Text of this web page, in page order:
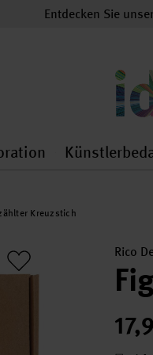
Entdecken Sie
general.openMenu
Dekoration
Kreuzstich
Rico